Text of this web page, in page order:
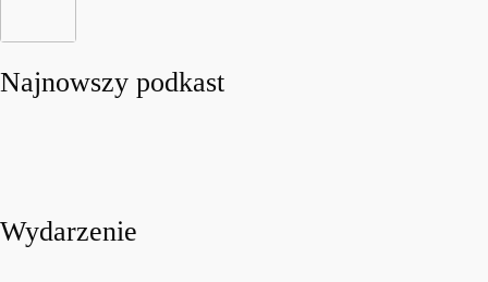
Najnowszy podkast
Wydarzenie